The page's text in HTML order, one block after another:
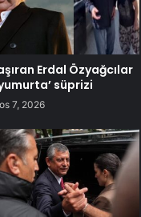
Erdal Özyağcılar
süprizi
7, 2026